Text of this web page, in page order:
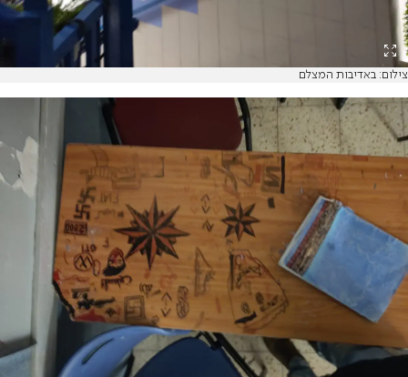
צילום: באדיבות המצלם